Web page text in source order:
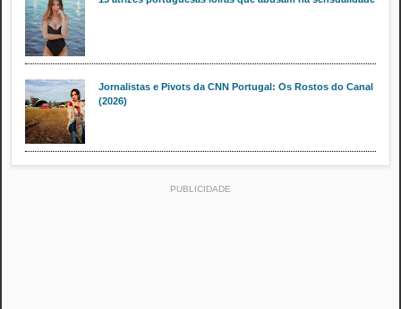
Jornalistas e Pivots da CNN Portugal: Os Rostos do Canal
(2026)
PUBLICIDADE